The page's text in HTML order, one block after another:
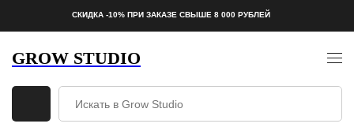
СКИДКА -10% ПРИ ЗАКАЗЕ СВЫШЕ 8 000 РУБЛЕЙ
GROW STUDIO